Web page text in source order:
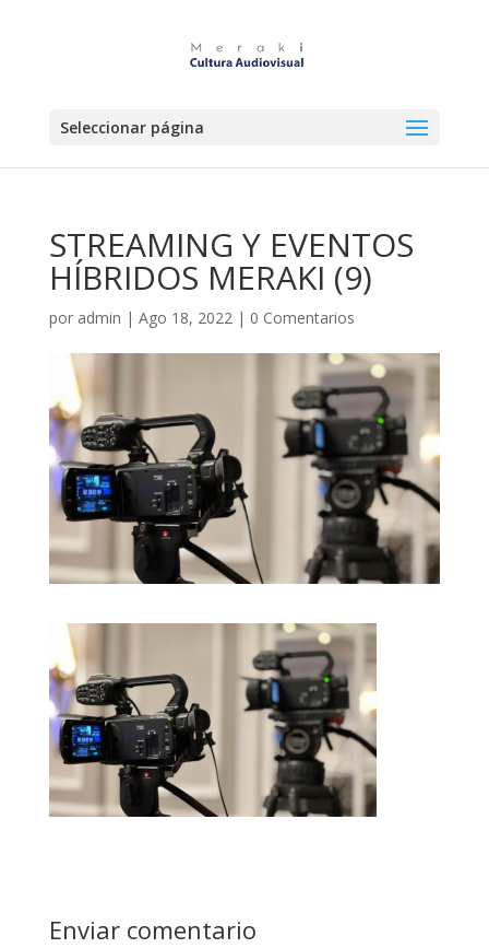
Seleccionar página
STREAMING Y EVENTOS
HÍBRIDOS MERAKI (9)
por admin | Ago 18, 2022| 0 Comentarios
Enviar comentario